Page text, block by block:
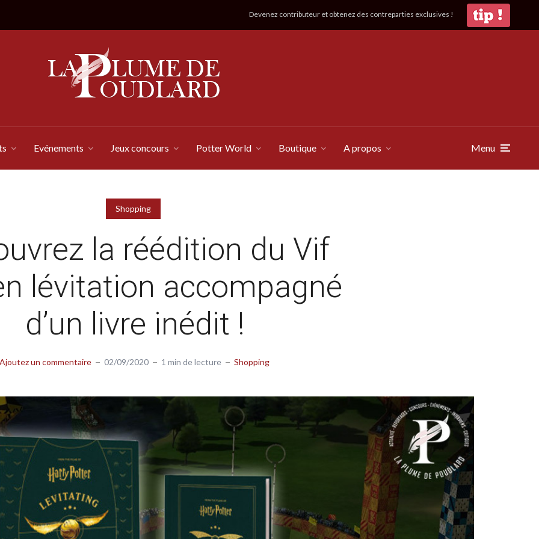
Devenez contributeur et obtenez des contreparties exclusives !
Evénements Jeux concours Potter World Boutique A propos Menu
Shopping
la réédition du Vif
lévitation accompagné
d’un livre inédit !
Ajoutez un commentaire 02/09/2020 1 min de lecture Shopping